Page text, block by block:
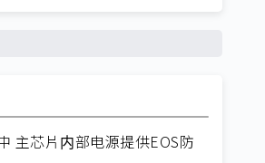
主芯片内部电源提供EOS防